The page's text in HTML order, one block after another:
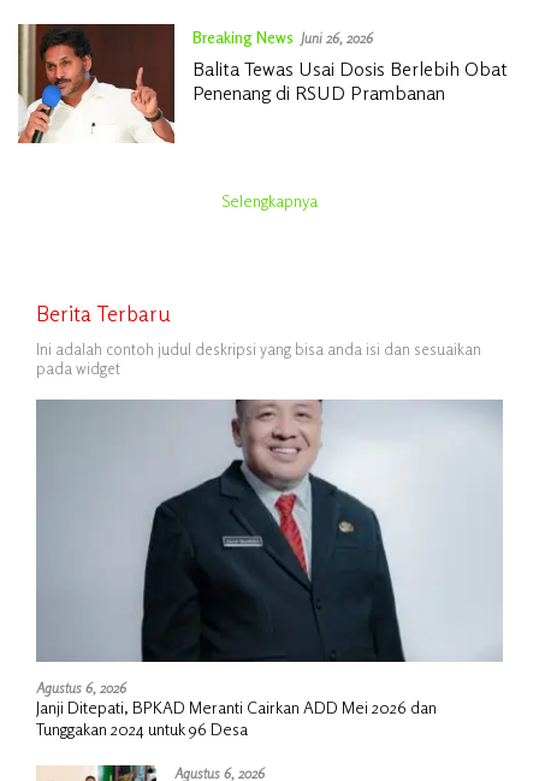
Breaking News Juni 26, 2026
Balita Tewas Usai Dosis Berlebih Obat
Penenang di RSUD Prambanan
Selengkapnya
Berita Terbaru
Ini adalah contoh judul deskripsi yang bisa anda isi dan sesuaikan
pada widget
Agustus 6, 2026
Janji Ditepati, BPKAD Meranti Cairkan ADD Mei 2026 dan
Tunggakan 2024 untuk 96 Desa
Agustus 6, 2026